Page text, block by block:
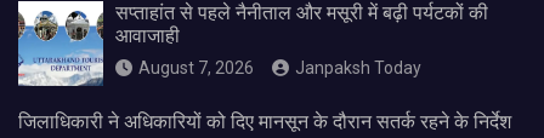
सप्ताहांत से पहले नैनीताल और मसूरी में बढ़ी पर्यटकों की
आवाजाही
August 7, 2026 Janpaksh Today
जिलाधिकारी ने अधिकारियों को दिए मानसून के दौरान सतर्क रहने के निर्देश